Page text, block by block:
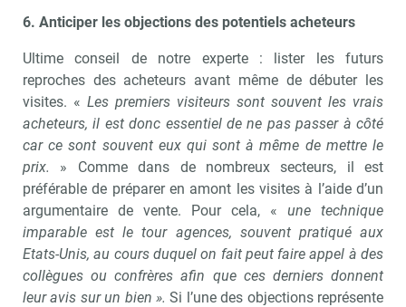
6. Anticiper les objections des potentiels acheteurs
Ultime conseil de notre experte : lister les futurs
reproches des acheteurs avant même de débuter les
visites. « Les premiers visiteurs sont souvent les vrais
acheteurs, il est donc essentiel de ne pas passer à côté
car ce sont souvent eux qui sont à même de mettre le
prix.
» Comme dans de nombreux secteurs, il est
préférable de préparer en amont les visites à l’aide d’un
argumentaire de vente. Pour cela, « une technique
imparable est le tour agences, souvent pratiqué aux
Etats-Unis, au cours duquel on fait peut faire appel à des
collègues ou confrères afin que ces derniers donnent
leur avis sur un bien ». Si l’une des objections représente